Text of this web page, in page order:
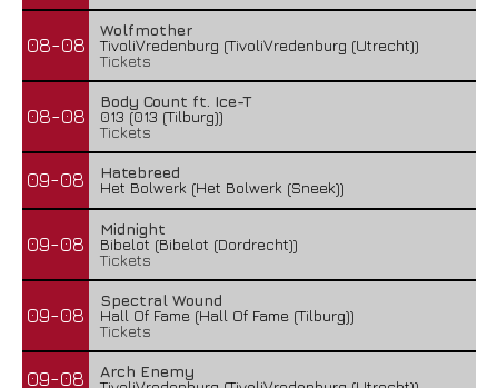
08-08
Wolfmother
TivoliVredenburg (TivoliVredenburg (Utrecht))
Tickets
08-08
Body Count ft. Ice-T
013 (013 (Tilburg))
Tickets
09-08
Hatebreed
Het Bolwerk (Het Bolwerk (Sneek))
09-08
Midnight
Bibelot (Bibelot (Dordrecht))
Tickets
09-08
Spectral Wound
Hall Of Fame (Hall Of Fame (Tilburg))
Tickets
09-08
Arch Enemy